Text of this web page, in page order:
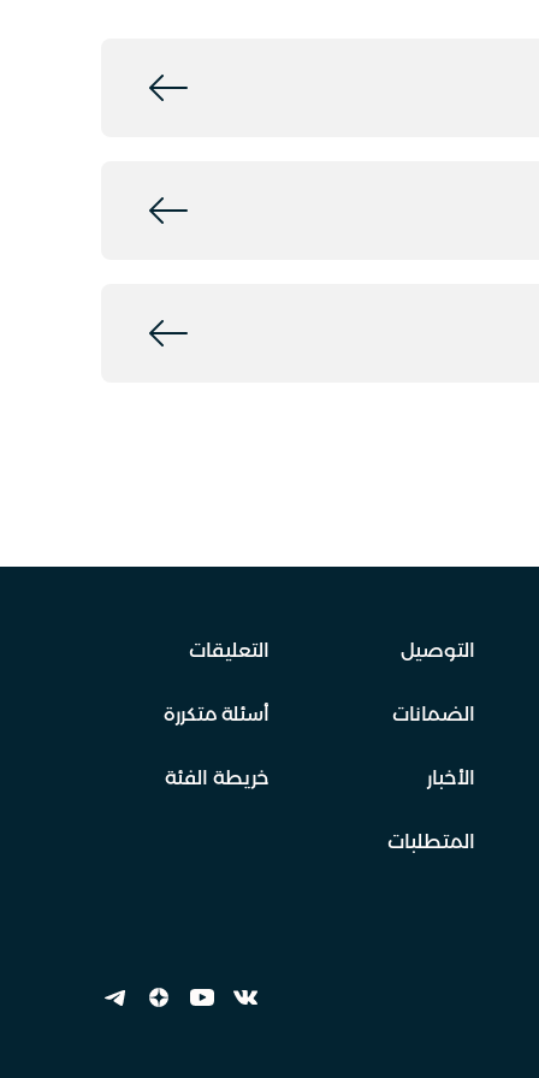
التوصيل
الضمانات
الأخبار
المتطلبات
التعليقات
أسئلة متكررة
خريطة الفئة